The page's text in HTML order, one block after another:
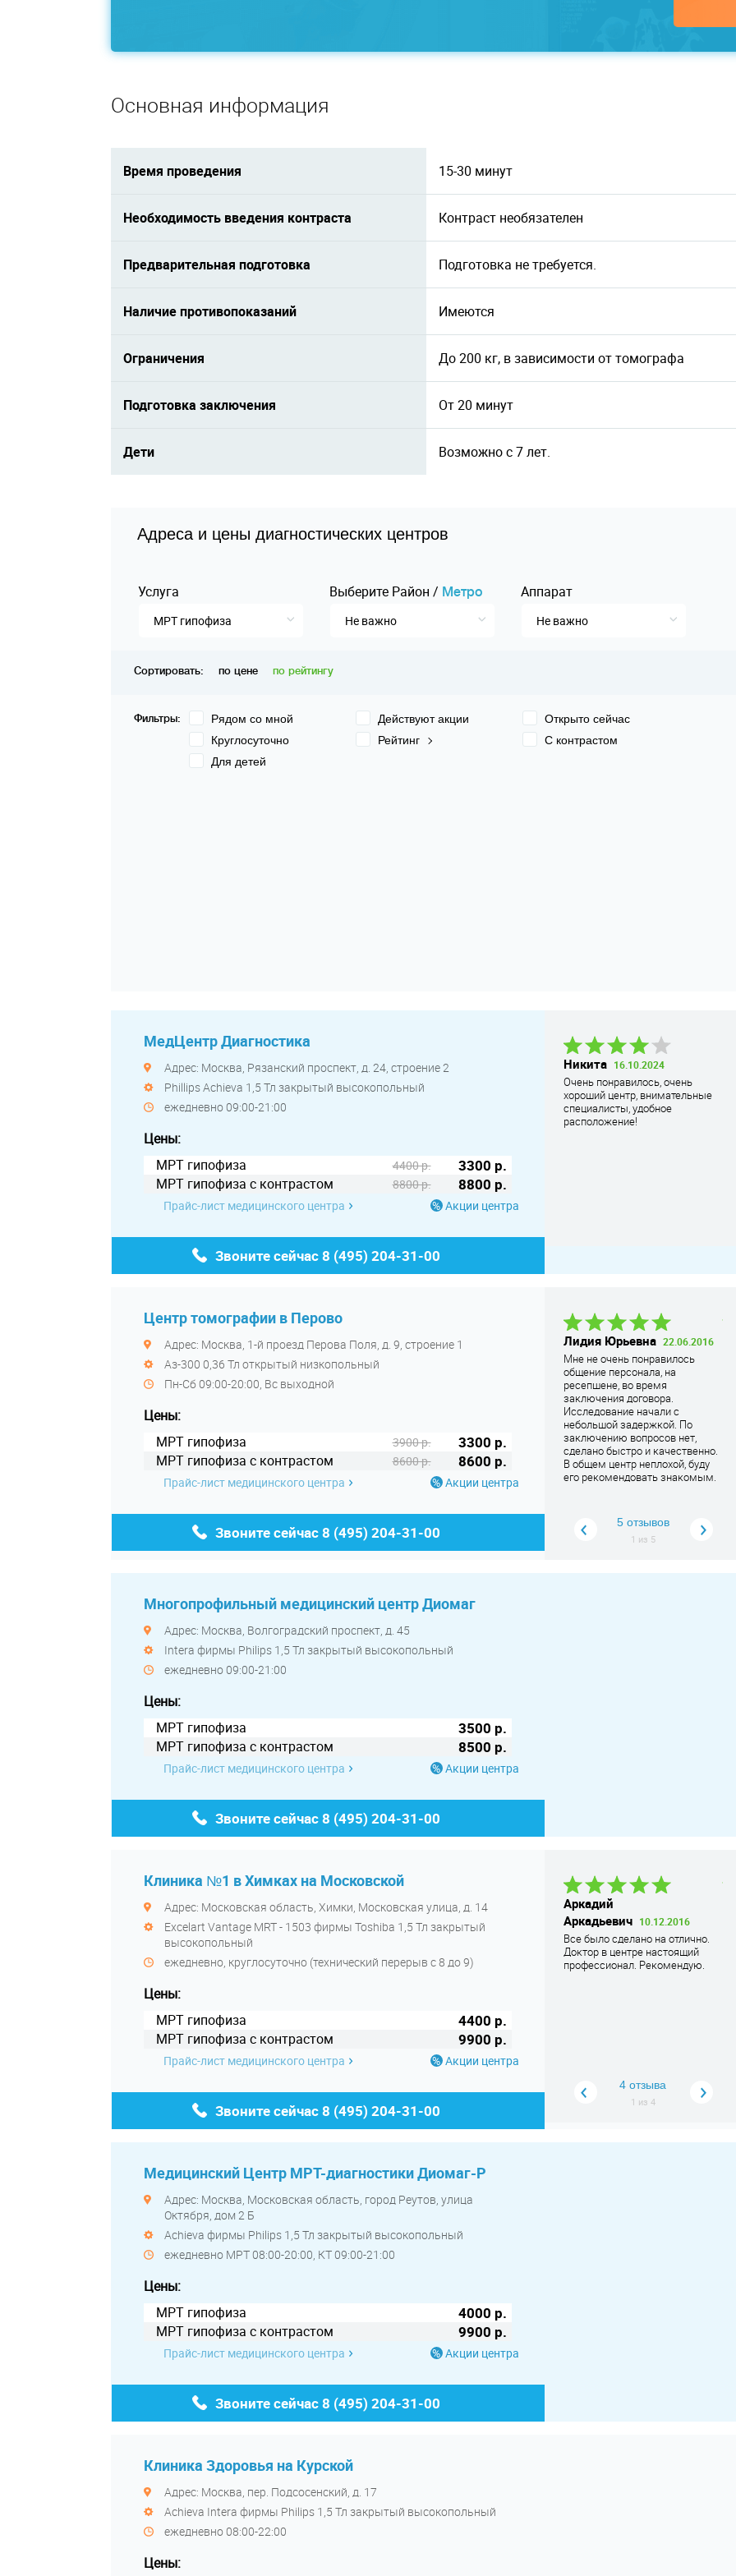
Основная информация
Время проведения 15-30 минут
Необходимость введения контраста Контраст необязателен
Предварительная подготовка Подготовка не требуется.
Наличие противопоказаний Имеются
Ограничения До 200 кг, в зависимости от томографа
Подготовка заключения От 20 минут
Дети Возможно с 7 лет.
Адреса и цены диагностических центров
Услуга
МРТ гипофиза
Выберите Pайон / Mетро
Не важно
Аппарат
Не важно
Сортировать: по цене по рейтингу
Фильтры: Рядом со мной Действуют акции
Открыто сейчас
Круглосуточно
Рейтинг
С контрастом
Для детей
МедЦентр Диагностика
Адрес: Москва, Рязанский проспект, д. 24, строение 2
Phillips Achieva 1,5 Тл закрытый высокопольный
ежедневно 09:00-21:00
Цены:
МРТ гипофиза
4400 р. 3300 р.
МРТ гипофиза с контрастом 8800 р. 8800 р.
Прайс-лист медицинского центра Акции центра
Звоните сейчас8 (495) 204-31-00
Очень понравилось, очень
хороший центр, внимательные
Никита 16.10.2024
Очень понравилось, очень
хороший центр, внимательные
специалисты, удобное
расположение!
Центр томографии в Перово
Адрес: Москва, 1-й проезд Перова Поля, д. 9, строение 1
Аз-300 0,36 Тл открытый низкопольный
Пн-Сб 09:00-20:00, Вс выходной
Цены:
МРТ гипофиза
3900 р. 3300 р.
МРТ гипофиза с контрастом 8600 р. 8600 р.
Прайс-лист медицинского центра Акции центра
Звоните сейчас8 (495) 204-31-00
Андреевна
Лидия Юрьевна 22.06.2016
Мне не очень понравилось
общение персонала, на
ресепшене, во время
заключения договора.
Исследование начали с
небольшой задержкой. По
заключению вопросов нет,
сделано быстро и качественно.
В общем центр неплохой, буду
его рекомендовать знакомым.
5 отзывов
1 из 5
Многопрофильный медицинский центр Диомаг
Адрес: Москва, Волгоградский проспект, д. 45
Intera фирмы Philips 1,5 Тл закрытый высокопольный
ежедневно 09:00-21:00
Цены:
МРТ гипофиза
3500 р.
МРТ гипофиза с контрастом 8500 р.
Прайс-лист медицинского центра Акции центра
Звоните сейчас8 (495) 204-31-00
Клиника №1 в Химках на Московской
Адрес: Московская область, Химки, Московская улица, д. 14
Excelart Vantage MRT - 1503 фирмы Toshiba 1,5 Тл закрытый
высокопольный
ежедневно, круглосуточно (технический перерыв с 8 до 9)
Цены:
МРТ гипофиза
4400 р.
МРТ гипофиза с контрастом 9900 р.
Прайс-лист медицинского центра Акции центра
Звоните сейчас8 (495) 204-31-00
Нареканий к клинике нет. Все,
быстро сделали, результаты
Аркадий
Аркадьевич 10.12.2016
Все было сделано на отлично.
Доктор в центре настоящий
профессионал. Рекомендую.
4 отзыва
1 из 4
Медицинский Центр МРТ-диагностики Диомаг-Р
Адрес: Москва, Московская область, город Реутов, улица
Октября, дом 2 Б
Achieva фирмы Philips 1,5 Тл закрытый высокопольный
ежедневно МРТ 08:00-20:00, КТ 09:00-21:00
Цены:
МРТ гипофиза
4000 р.
МРТ гипофиза с контрастом 9900 р.
Прайс-лист медицинского центра Акции центра
Звоните сейчас8 (495) 204-31-00
Клиника Здоровья на Курской
Адрес: Москва, пер. Подсосенский, д. 17
Achieva Intera фирмы Philips 1,5 Тл закрытый высокопольный
ежедневно 08:00-22:00
Цены: